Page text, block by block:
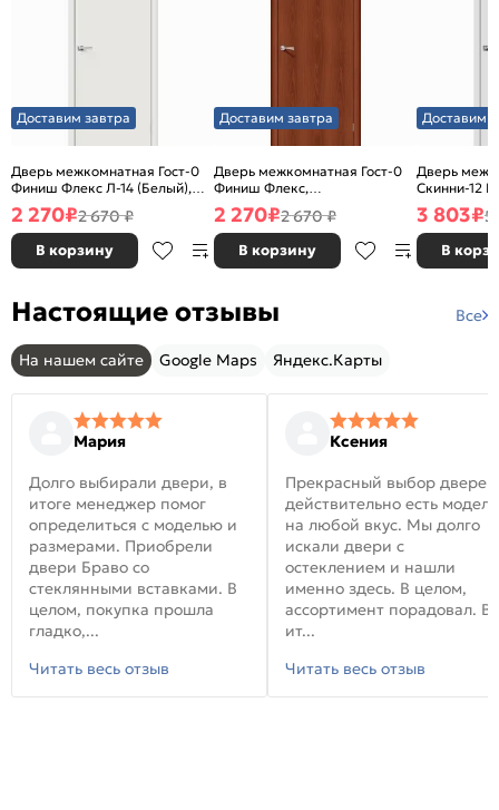
Доставим завтра
Дверь межкомнатная Гост-0
Финиш Флекс Л-14 (Белый),
глухая, каркасно-щитовая
2 270₽2 670 ₽
В корзину
Доставим завтра
Дверь межкомнатная Гост-0
Финиш Флекс,
Ламинированные Л-11
(ИталОрех), глухая, каркасно-
щитовая
2 270₽2 670 ₽
В корзину
Доставим
Дверь
Скинни-12
глухая,
3 803₽5
В
Настоящие отзывы Все
На нашем сайте Google Maps Яндекс.Карты
Мария
Долго выбирали двери, в
итоге менеджер помог
определиться с моделью и
размерами. Приобрели
двери Браво со
стеклянными вставками. В
целом, покупка прошла
гладко,...
Читать весь отзыв
Ксения
Прекрасный выбор
действительно есть модели
на любой вкус. Мы долго
искали двери с
остеклением и нашли
именно здесь. В целом,
ассортимент порадовал. В
ит...
Читать весь отзыв